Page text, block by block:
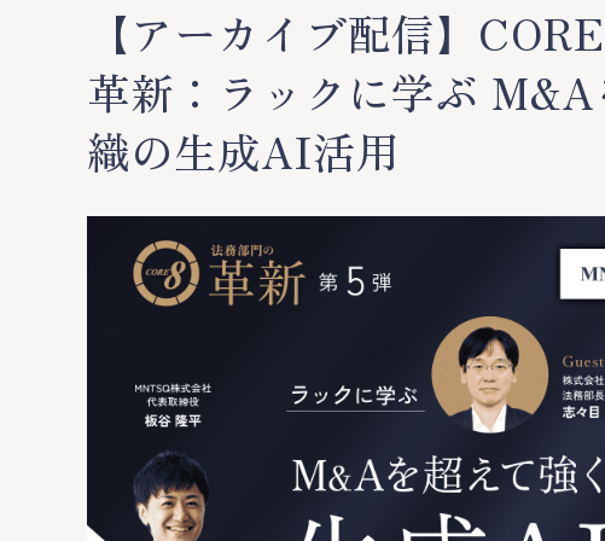
【アーカイブ配信】
革新：ラックに学ぶ
織の生成AI活用